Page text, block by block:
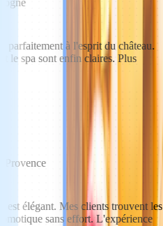
parfaitement à l'esprit du château.
le spa sont enfin claires. Plus
est élégant. Mes clients trouvent les
sans effort. L'expérience